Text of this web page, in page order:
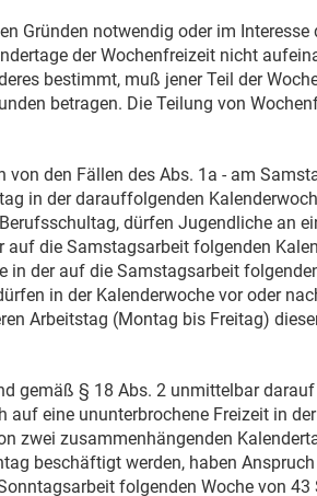
Gründen notwendig oder im Interesse
der Wochenfreizeit nicht
bestimmt, muß jener Teil der
betragen. Die Teilung von
von den Fällen des Abs. 1a - am
in der darauffolgenden
dürfen Jugendliche an
auf die Samstagsarbeit folgenden
in der auf die Samstagsarbeit
in der Kalenderwoche vor oder
Arbeitstag (Montag bis Freitag)
gemäß § 18 Abs. 2 unmittelbar
auf eine ununterbrochene Freizeit in
zwei zusammenhängenden
beschäftigt werden, haben
folgenden Woche von 43